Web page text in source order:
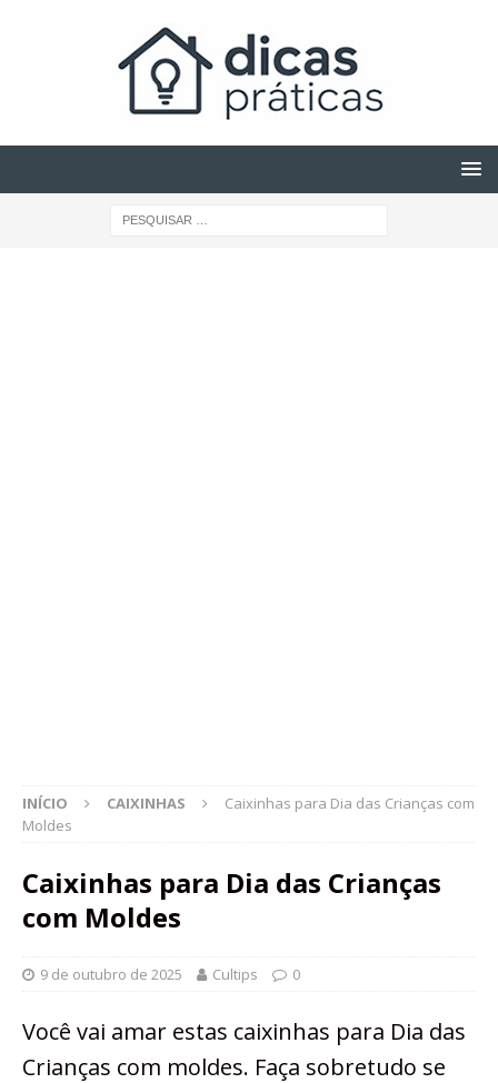
INÍCIO CAIXINHAS
Caixinhas para Dia das Crianças com
Moldes
Caixinhas para Dia das Crianças
com Moldes
9 de outubro de 2025 Cultips 0
Você vai amar estas caixinhas para Dia das
Crianças com moldes. Faça sobretudo se